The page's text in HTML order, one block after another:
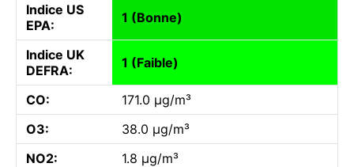
Indice US
EPA:
1 (Bonne)
Indice UK
DEFRA:
1 (Faible)
CO:
171.0 µg/m³
O3:
38.0 µg/m³
NO2:
1.8 µg/m³